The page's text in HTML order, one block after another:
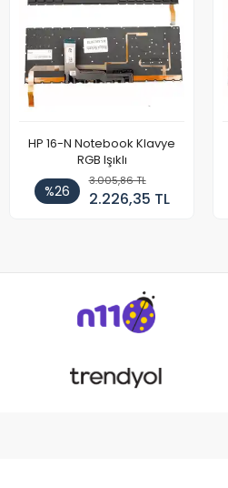
HP 16-N Notebook Klavye
RGB Işıklı
%26
3.005,86 TL
2.226,35 TL